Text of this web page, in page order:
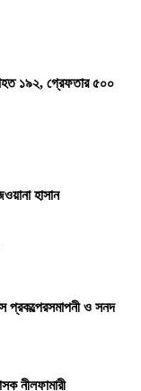
১৯২, গ্রেফতার ৫০০
হাসান
প্রকল্পেরসমাপনী ও সনদ
নীলফামারী